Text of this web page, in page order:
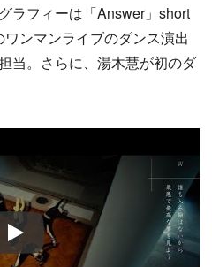
ラフィーは「Answer」short
ンマンライブのダンス演出
当。さらに、湯木慧が初のダ
Play